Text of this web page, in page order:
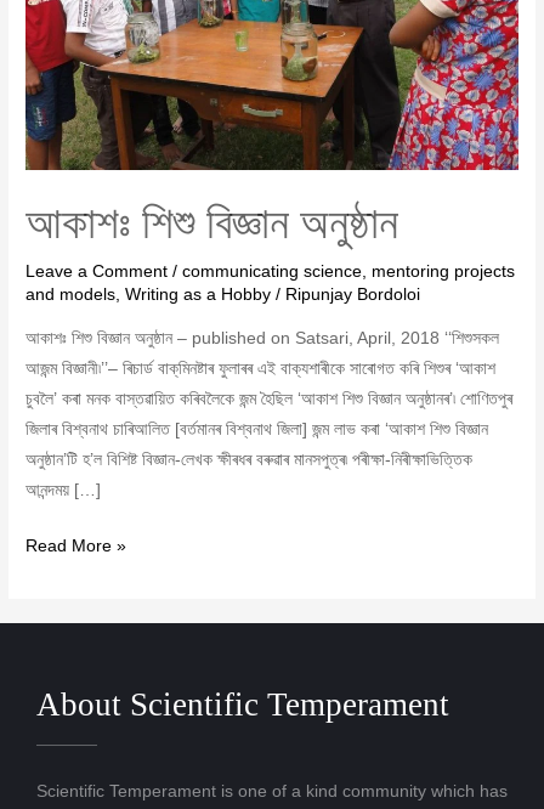
আকাশঃ শিশু বিজ্ঞান অনুষ্ঠান
Leave a Comment /communicating science, mentoring projects
and models,Writing as a Hobby / Ripunjay Bordoloi
আকাশঃ শিশু বিজ্ঞান অনুষ্ঠান – published on Satsari, April, 2018 ‘‘শিশুসকল
আজন্ম বিজ্ঞানী৷’’– ৰিচাৰ্ড বাক্‌মিনষ্টাৰ ফুলাৰৰ এই বাক্যশাৰীকে সাৰোগত কৰি শিশুৰ ‘আকাশ
চুবলৈ’ কৰা মনক বাস্তৱায়িত কৰিবলৈকে জন্ম হৈছিল ‘আকাশ শিশু বিজ্ঞান অনুষ্ঠানৰ’৷ শোণিতপুৰ
জিলাৰ বিশ্বনাথ চাৰিআলিত [বৰ্তমানৰ বিশ্বনাথ জিলা] জন্ম লাভ কৰা ‘আকাশ শিশু বিজ্ঞান
অনুষ্ঠান’টি হ’ল বিশিষ্ট বিজ্ঞান-লেখক ক্ষীৰধৰ বৰুৱাৰ মানসপুত্ৰ৷ পৰীক্ষা-নিৰীক্ষাভিত্তিক
আনন্দময় […]
Read More »
About Scientific Temperament
Scientific Temperament is one of a kind community which has